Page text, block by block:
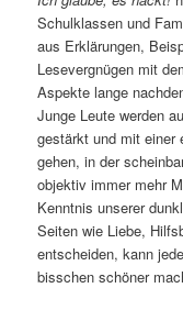
Schulklassen und
aus Erklärungen,
Lesevergnügen mit
Aspekte lange
Junge Leute werden
gestärkt und mit einer
gehen, in der
objektiv immer mehr
Kenntnis unserer
Seiten wie Liebe,
entscheiden, kann
bisschen schöner